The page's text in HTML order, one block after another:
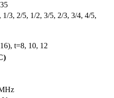
3, 2/5, 1/2, 3/5, 2/3, 3/4, 4/5,
t=8, 10, 12